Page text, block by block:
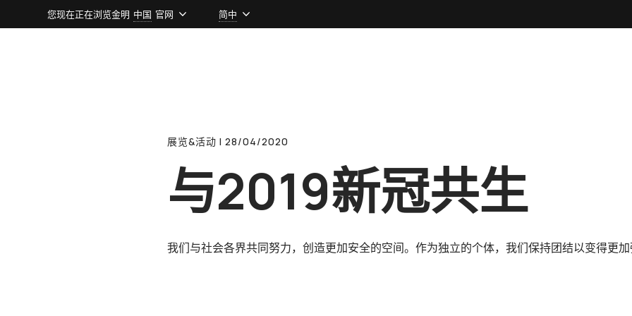
您现在正在浏览金明 中国 官网 简中
展览&活动 l 28/04/2020
与2019新冠共生
我们与社会各界共同努力，创造更加安全的空间。作为独立的个体，我们保持团结以变得更